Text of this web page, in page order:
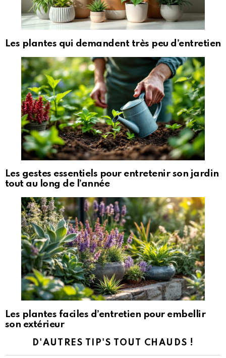
Les plantes qui demandent très peu d’entretien
Les gestes essentiels pour entretenir son jardin
tout au long de l’année
Les plantes faciles d’entretien pour embellir
son extérieur
D'AUTRES TIP'S TOUT CHAUDS !